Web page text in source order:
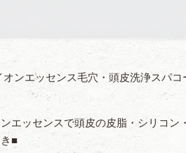
オンエッセンス毛穴・頭皮洗浄スパ
エッセンスで頭皮の皮脂・シリコン
■